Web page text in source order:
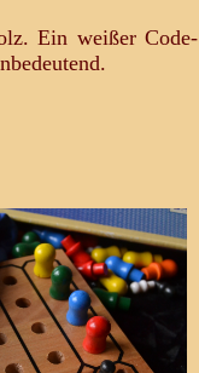
Ein weißer Code-